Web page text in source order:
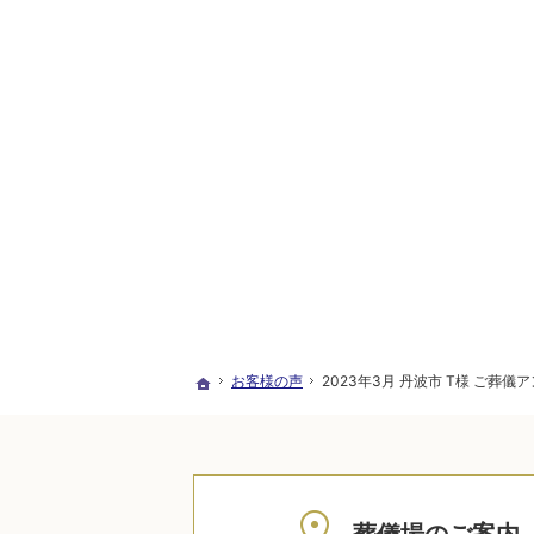
ホーム
お客様の声 2023年3月 丹波市 T様 ご葬儀ア